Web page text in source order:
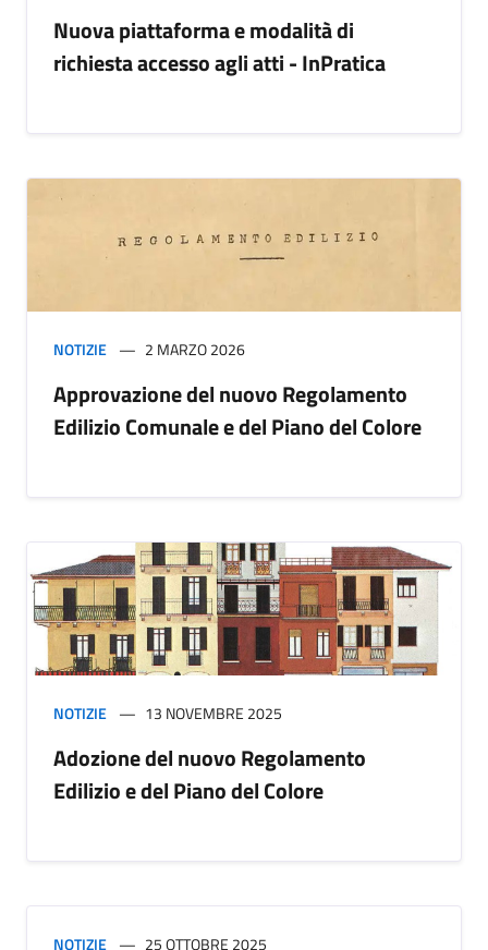
Nuova piattaforma e modalità di
richiesta accesso agli atti - InPratica
NOTIZIE 2 MARZO 2026
Approvazione del nuovo Regolamento
Edilizio Comunale e del Piano del Colore
NOTIZIE 13 NOVEMBRE 2025
Adozione del nuovo Regolamento
Edilizio e del Piano del Colore
NOTIZIE 25 OTTOBRE 2025